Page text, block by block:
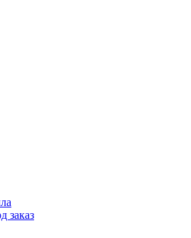
заказ